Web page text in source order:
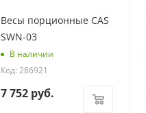
Весы порционные CAS
SWN-03
В наличии
Код: 286921
7 752руб.